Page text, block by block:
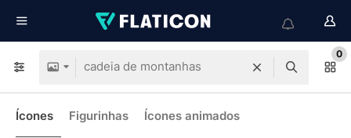
0
Ícones Figurinhas Ícones animados